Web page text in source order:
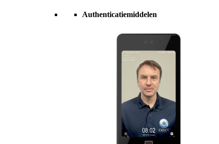
Authenticatiemiddelen